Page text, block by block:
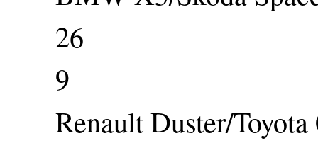
26
9
Renault Duster/